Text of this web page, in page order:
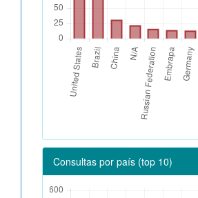
Consultas por país (top 10)